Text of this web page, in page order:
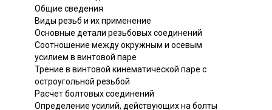
Общие сведения
Виды резьб и их применение
Основные детали резьбовых соединений
Соотношение между окружным и осевым
усилием в винтовой паре
Трение в винтовой кинематической паре с
остроугольной резьбой
Расчет болтовых соединений
Определение усилий, действующих на болты